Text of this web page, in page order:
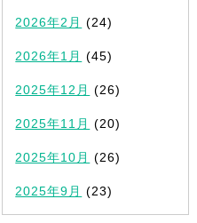
2026年2月 (24)
2026年1月 (45)
2025年12月 (26)
2025年11月 (20)
2025年10月 (26)
2025年9月 (23)